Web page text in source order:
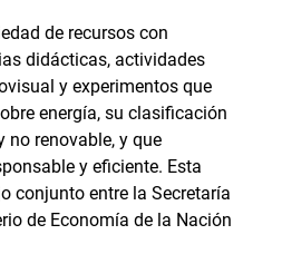
de recursos con
didácticas, actividades
y experimentos que
energía, su clasificación
no renovable, y que
y eficiente. Esta
conjunto entre la Secretaría
de Economía de la Nación